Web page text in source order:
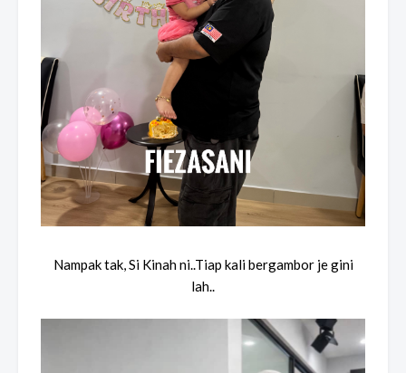
Nampak tak, Si Kinah ni..Tiap kali bergambor je gini
lah..